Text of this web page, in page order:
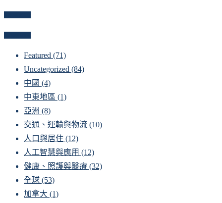
Featured (71)
Uncategorized (84)
中國 (4)
中東地區 (1)
亞洲 (8)
交通、運輸與物流 (10)
人口與居住 (12)
人工智慧與應用 (12)
健康、照護與醫療 (32)
全球 (53)
加拿大 (1)